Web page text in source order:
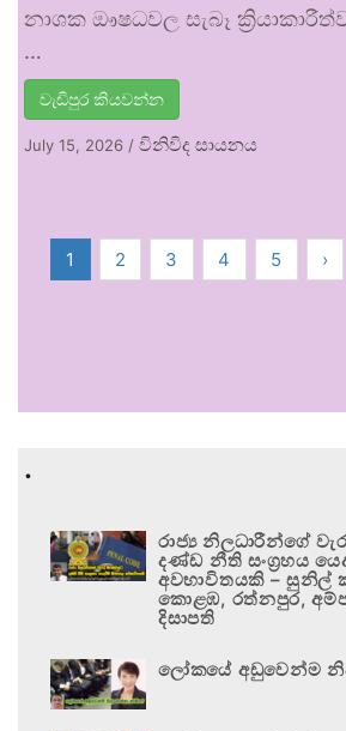
නාශක ඖෂධවල සැබෑ
…
වැඩිපුර කියවන්න
July 15, 2026 / විනිවිද සායනය
1 2 3 4 5 ›
.
රාජ්‍ය නිලධාරීන්ගේ
දණ්ඩ නීති සංග්‍රහය
අවභාවිතයකි –
කොළඹ, රත්නපුර,
දිසාපති
ලෝකයේ අඩුවෙන්ම